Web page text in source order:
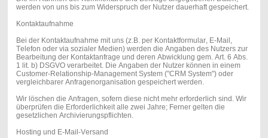
werden von uns bis zum Widerspruch der Nutzer dauerhaft gespeichert.
Kontaktaufnahme
Bei der Kontaktaufnahme mit uns (z.B. per Kontaktformular, E-Mail,
Telefon oder via sozialer Medien) werden die Angaben des Nutzers zur
Bearbeitung der Kontaktanfrage und deren Abwicklung gem. Art. 6 Abs.
1 lit. b) DSGVO verarbeitet. Die Angaben der Nutzer können in einem
Customer-Relationship-Management System ("CRM System") oder
vergleichbarer Anfragenorganisation gespeichert werden.
Wir löschen die Anfragen, sofern diese nicht mehr erforderlich sind. Wir
überprüfen die Erforderlichkeit alle zwei Jahre; Ferner gelten die
gesetzlichen Archivierungspflichten.
Hosting und E-Mail-Versand